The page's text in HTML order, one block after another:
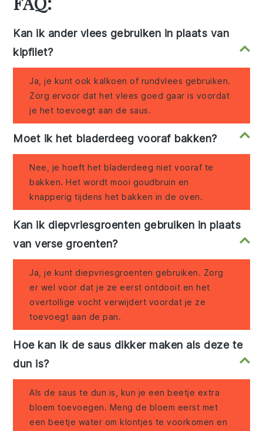
Kan ik ander vlees gebruiken in plaats van
kipfilet?
Ja, je kunt ook kalkoen of rundvlees gebruiken.
Zorg ervoor dat het vlees goed gaar is voordat
je het toevoegt aan de saus.
Moet ik het bladerdeeg vooraf bakken?
Nee, je hoeft het bladerdeeg niet vooraf te
bakken. Het wordt mooi goudbruin en
knapperig tijdens het bakken in de oven.
Kan ik diepvriesgroenten gebruiken in plaats
van verse groenten?
Ja, je kunt diepvriesgroenten gebruiken. Zorg
er wel voor dat je ze eerst ontdooit en het
overtollige vocht verwijdert voordat je ze
toevoegt aan de pan.
Hoe kan ik de saus dikker maken als deze te
dun is?
Als de saus te dun is, kun je een beetje extra
bloem toevoegen. Meng de bloem eerst met
een beetje water om klontjes te voorkomen en